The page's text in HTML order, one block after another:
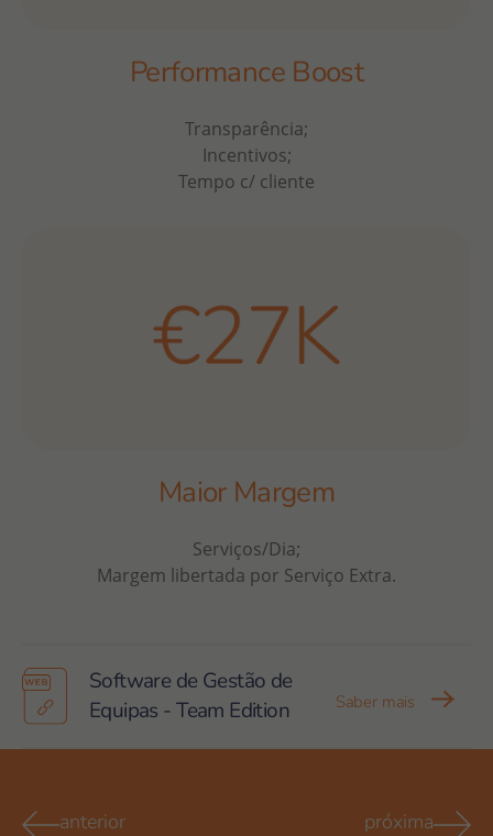
Performance Boost
Transparência;
Incentivos;
Tempo c/ cliente
Maior Margem
Serviços/Dia;
Margem libertada por Serviço Extra.
Software de Gestão de
Equipas - Team Edition
Saber mais
anterior
próxima